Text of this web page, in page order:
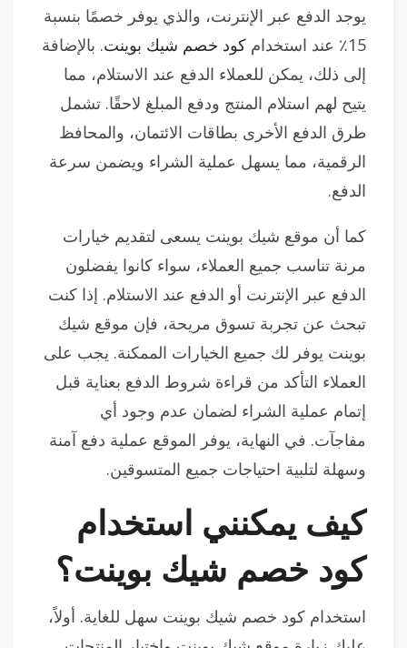
يوجد الدفع عبر الإنترنت، والذي يوفر خصمًا بنسبة
15٪ عند استخدام
كود خصم شيك بوينت. بالإضافة
إلى ذلك، يمكن للعملاء الدفع عند الاستلام، مما
يتيح لهم استلام المنتج ودفع المبلغ لاحقًا. تشمل
طرق الدفع الأخرى بطاقات الائتمان، والمحافظ
الرقمية، مما يسهل عملية الشراء ويضمن سرعة
الدفع.
كما أن موقع شيك بوينت يسعى لتقديم خيارات
مرنة تناسب جميع العملاء، سواء كانوا يفضلون
الدفع عبر الإنترنت أو الدفع عند الاستلام. إذا كنت
تبحث عن تجربة تسوق مريحة، فإن موقع شيك
بوينت يوفر لك جميع الخيارات الممكنة. يجب على
العملاء التأكد من قراءة شروط الدفع بعناية قبل
إتمام عملية الشراء لضمان عدم وجود أي
مفاجآت. في النهاية، يوفر الموقع عملية دفع آمنة
وسهلة لتلبية احتياجات جميع المتسوقين.
كيف يمكنني استخدام
كود خصم شيك بوينت؟
استخدام كود خصم شيك بوينت سهل للغاية. أولاً،